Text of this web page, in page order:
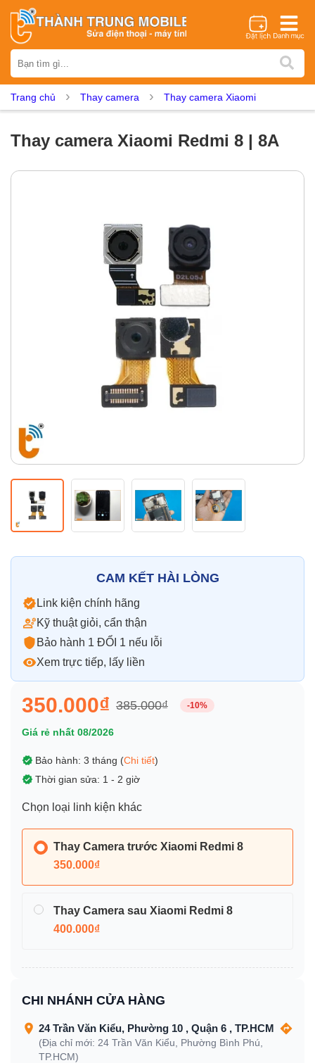
iPhone Samsung Oppo Xiaomi Realme Vivo
Vsmart Nokia
Thay màn hình
Màn hình iPhone Màn hình Samsung
Màn hình Xiaomi Màn hình Realme
Màn hình Google Pixel
Thay pin
Pin iPhone Pin Samsumg
Pin Realme
Trang chủ Thay camera Thay camera Xiaomi
Thay camera Xiaomi Redmi 8 | 8A
CAM KẾT HÀI LÒNG
Link kiện chính hãng
Kỹ thuật giỏi, cẩn thận
Bảo hành 1 ĐỔI 1 nếu lỗi
Xem trực tiếp, lấy liền
350.000₫ 385.000₫ -10%
Giá rẻ nhất 08/2026
Bảo hành: 3 tháng (Chi tiết)
Thời gian sửa: 1 - 2 giờ
Chọn loại linh kiện khác
Thay Camera trước Xiaomi Redmi 8
350.000₫
Thay Camera sau Xiaomi Redmi 8
400.000₫
CHI NHÁNH CỬA HÀNG
24 Trần Văn Kiểu, Phường 10 , Quận 6 , TP.HCM
(Địa chỉ mới: 24 Trần Văn Kiểu, Phường Bình Phú,
TP.HCM)